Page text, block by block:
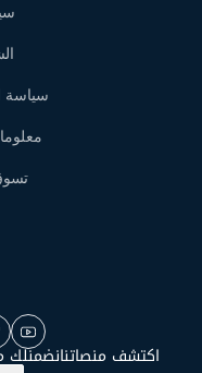
سياسة
نضمنلكاكتشف منصاتنا